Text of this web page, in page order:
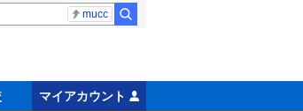
mucc
マイアカウント